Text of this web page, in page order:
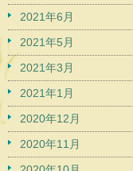
2021年6月
2021年5月
2021年3月
2021年1月
2020年12月
2020年11月